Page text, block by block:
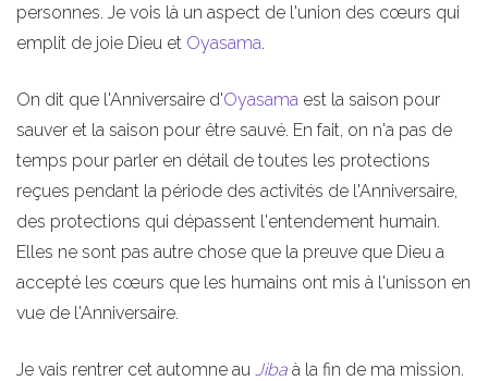
personnes. Je vois là un aspect de l'union des cœurs qui
emplit de joie Dieu et Oyasama.
On dit que l'Anniversaire d'Oyasama est la saison pour
sauver et la saison pour être sauvé. En fait, on n'a pas de
temps pour parler en détail de toutes les protections
reçues pendant la période des activités de l'Anniversaire,
des protections qui dépassent l'entendement humain.
Elles ne sont pas autre chose que la preuve que Dieu a
accepté les cœurs que les humains ont mis à l'unisson en
vue de l'Anniversaire.
Je vais rentrer cet automne au Jiba à la fin de ma mission.